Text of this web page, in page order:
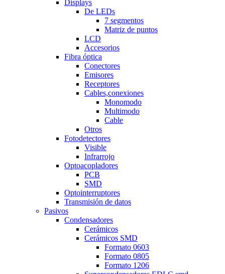
Displays
De LEDs
7 segmentos
Matriz de puntos
LCD
Accesorios
Fibra óptica
Conectores
Emisores
Receptores
Cables,conexiones
Monomodo
Multimodo
Cable
Otros
Fotodetectores
Visible
Infrarrojo
Optoacopladores
PCB
SMD
Optointerruptores
Transmisión de datos
Pasivos
Condensadores
Cerámicos
Cerámicos SMD
Formato 0603
Formato 0805
Formato 1206